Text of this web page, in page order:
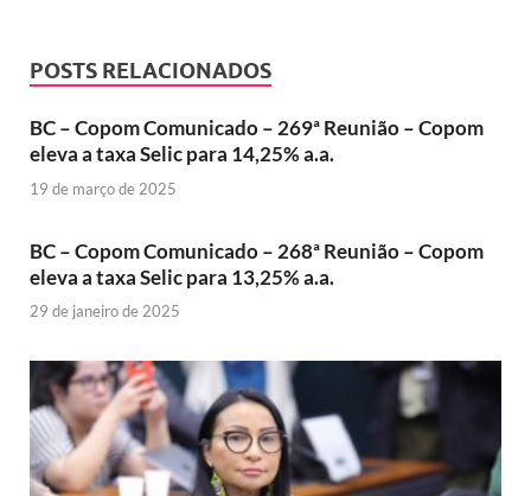
POSTS RELACIONADOS
BC – Copom Comunicado – 269ª Reunião – Copom
eleva a taxa Selic para 14,25% a.a.
19 de março de 2025
BC – Copom Comunicado – 268ª Reunião – Copom
eleva a taxa Selic para 13,25% a.a.
29 de janeiro de 2025